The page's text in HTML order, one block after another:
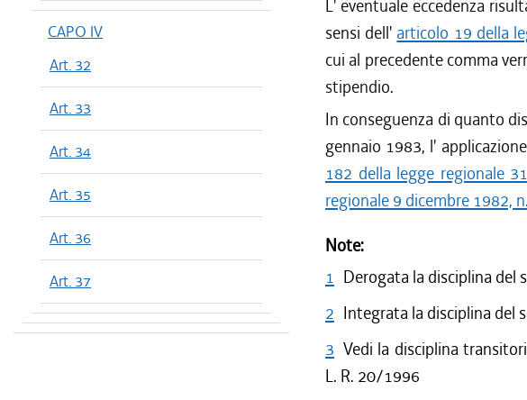
CAPO IV
Art. 32
Art. 33
Art. 34
Art. 35
Art. 36
Art. 37
L' eventuale eccedenza
sensi dell' articolo 19 della
cui al precedente comma
stipendio.
In conseguenza di quanto
gennaio 1983, l'
182 della legge regionale
regionale 9 dicembre 1982,
Note:
1 Derogata la disciplina del
2 Integrata la disciplina del
3 Vedi la disciplina
L. R. 20/1996